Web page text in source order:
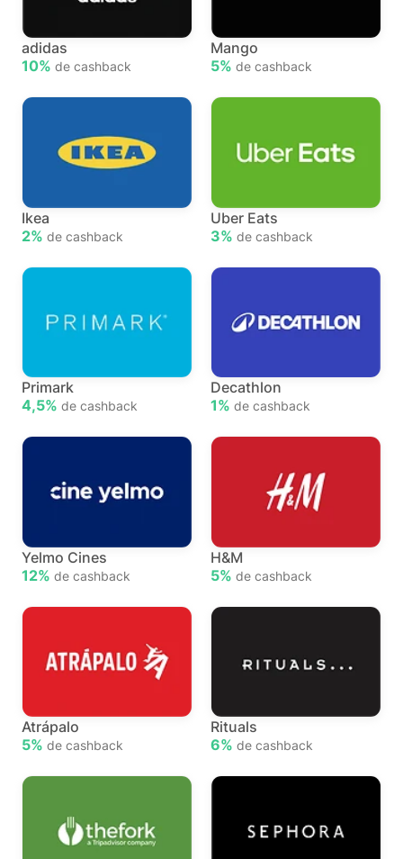
adidas
10% de cashback
Mango
5% de cashback
Ikea
2% de cashback
Uber Eats
3% de cashback
Primark
4,5% de cashback
Decathlon
1% de cashback
Yelmo Cines
12% de cashback
H&M
5% de cashback
Atrápalo
5% de cashback
Rituals
6% de cashback